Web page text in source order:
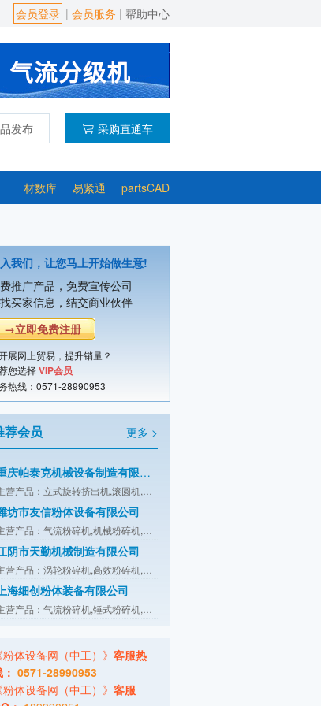
会员登录 | 会员服务 | 帮助中心
发布 采购直通车
材数库 易紧通 partsCAD
我们，让您马上开始做生意!
推广产品，免费宣传公司
买家信息，结交商业伙伴
→立即免费注册
展网上贸易，提升销量？
您选择VIP会员
热线：0571-28990953
荐会员 更多 >
庆帕泰克机械设备制造有限公司
坊市友信粉体设备有限公司
阴市天勤机械制造有限公司
海细创粉体装备有限公司
主营产品：激光粒度分析仪,粒度分析仪,
阳流能粉体设备有限公司
粉体设备网（中工）》 客服热
0571-28990953
粉体设备网（中工）》 客服